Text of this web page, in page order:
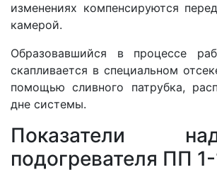
изменениях компенсируются
камерой.
Образовавшийся в процессе
скапливается в специальном
помощью сливного патрубка,
дне системы.
Показатели
подогревателя ПП